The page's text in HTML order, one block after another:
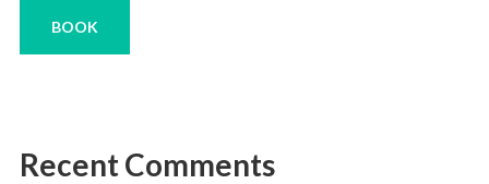
BOOK
Recent Comments